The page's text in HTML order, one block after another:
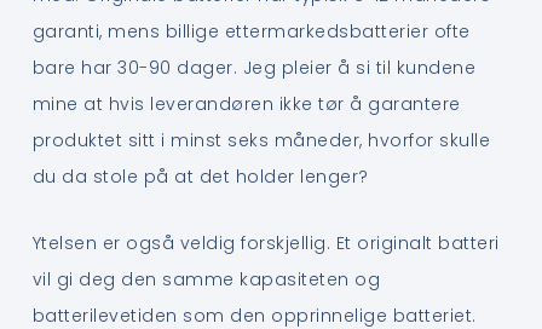
garanti, mens billige ettermarkedsbatterier ofte
bare har 30-90 dager. Jeg pleier å si til kundene
mine at hvis leverandøren ikke tør å garantere
produktet sitt i minst seks måneder, hvorfor skulle
du da stole på at det holder lenger?
Ytelsen er også veldig forskjellig. Et originalt batteri
vil gi deg den samme kapasiteten og
batterilevetiden som den opprinnelige batteriet.